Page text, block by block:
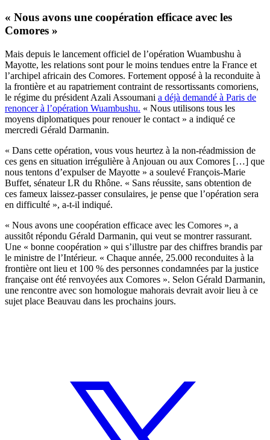
« Nous avons une coopération efficace avec les
Comores »
Mais depuis le lancement officiel de l’opération Wuambushu à
Mayotte, les relations sont pour le moins tendues entre la France et
l’archipel africain des Comores. Fortement opposé à la reconduite à
la frontière et au rapatriement contraint de ressortissants comoriens,
le régime du président Azali Assoumani a déjà demandé à Paris de
renoncer à l’opération Wuambushu. « Nous utilisons tous les
moyens diplomatiques pour renouer le contact » a indiqué ce
mercredi Gérald Darmanin.
« Dans cette opération, vous vous heurtez à la non-réadmission de
ces gens en situation irrégulière à Anjouan ou aux Comores […] que
nous tentons d’expulser de Mayotte » a soulevé François-Marie
Buffet, sénateur LR du Rhône. « Sans réussite, sans obtention de
ces fameux laissez-passer consulaires, je pense que l’opération sera
en difficulté », a-t-il indiqué.
« Nous avons une coopération efficace avec les Comores », a
aussitôt répondu Gérald Darmanin, qui veut se montrer rassurant.
Une « bonne coopération » qui s’illustre par des chiffres brandis par
le ministre de l’Intérieur. « Chaque année, 25.000 reconduites à la
frontière ont lieu et 100 % des personnes condamnées par la justice
française ont été renvoyées aux Comores ». Selon Gérald Darmanin,
une rencontre avec son homologue mahorais devrait avoir lieu à ce
sujet place Beauvau dans les prochains jours.